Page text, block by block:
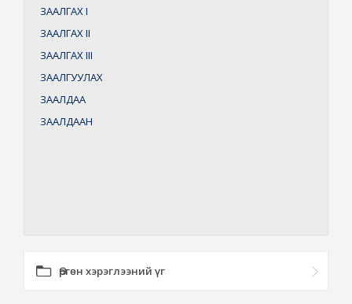
ЗААЛГАХI
ЗААЛГАХII
ЗААЛГАХIII
ЗААЛГУУЛАХ
ЗААЛДАА
ЗААЛДААН
Өргөн хэрэглээний үг